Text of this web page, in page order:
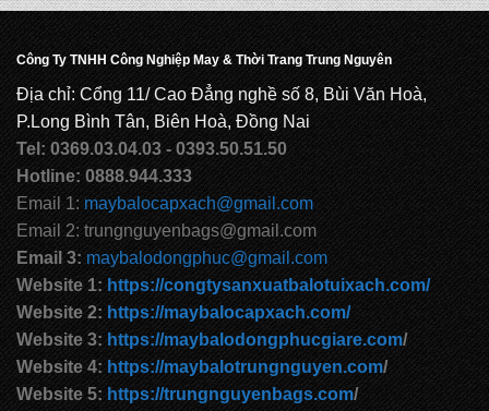
CẶP HỌC SINH MS: TN 5013
CẶP HỌC SINH MS: TN 5012
Công Ty TNHH Công Nghiệp May & Thời Trang Trung Nguyên
Địa chỉ: Cổng 11/ Cao Đẳng nghề số 8, Bùi Văn Hoà,
P.Long Bình Tân, Biên Hoà, Đồng Nai
Tel: 0369.03.04.03 - 0393.50.51.50
Hotline: 0888.944.333
Email 1: maybalocapxach@gmail.com
Email 2: trungnguyenbags@gmail.com
Email 3: maybalodongphuc@gmail.com
Website 1: https://congtysanxuatbalotuixach.com/
Website 2: https://maybalocapxach.com/
Website 3: https://maybalodongphucgiare.com/
Website 4: https://maybalotrungnguyen.com/
Website 5: https://trungnguyenbags.com/